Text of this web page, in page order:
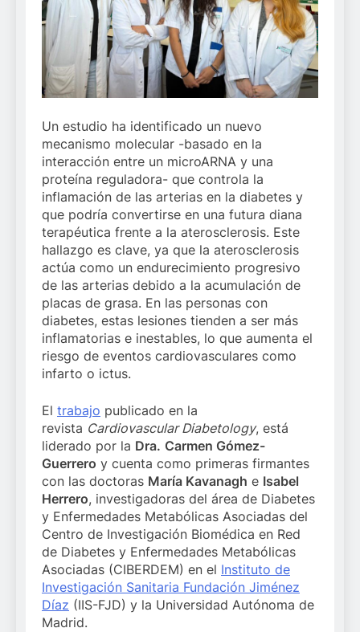
Un estudio ha identificado un nuevo
mecanismo molecular -basado en la
interacción entre un microARNA y una
proteína reguladora- que controla la
inflamación de las arterias en la diabetes y
que podría convertirse en una futura diana
terapéutica frente a la aterosclerosis. Este
hallazgo es clave, ya que la aterosclerosis
actúa como un endurecimiento progresivo
de las arterias debido a la acumulación de
placas de grasa. En las personas con
diabetes, estas lesiones tienden a ser más
inflamatorias e inestables, lo que aumenta el
riesgo de eventos cardiovasculares como
infarto o ictus.
El trabajo publicado en la
revista Cardiovascular Diabetology, está
liderado por la Dra. Carmen Gómez-
Guerrero y cuenta como primeras firmantes
con las doctoras María Kavanagh e Isabel
Herrero, investigadoras del área de Diabetes
y Enfermedades Metabólicas Asociadas del
Centro de Investigación Biomédica en Red
de Diabetes y Enfermedades Metabólicas
Asociadas (CIBERDEM) en el Instituto de
Investigación Sanitaria Fundación Jiménez
Díaz (IIS-FJD) y la Universidad Autónoma de
Madrid.